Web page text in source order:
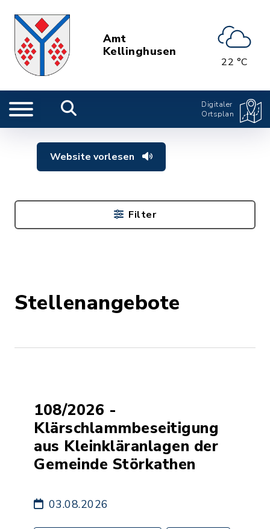
Amt
Kellinghusen
22 °C
Digitaler
Ortsplan
Website vorlesen
Stellenangebote
108/2026 -
Klärschlammbeseitigung
aus Kleinkläranlagen der
Gemeinde Störkathen
03.08.2026
Filter